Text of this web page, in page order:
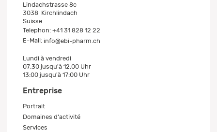
Lindachstrasse 8c
3038 Kirchlindach
Suisse
Telephon: +41 31 828 12 22
E-Mail: info@ebi-pharm.ch
Lundi à vendredi
07:30 jusqu'à 12:00 Uhr
13:00 jusqu'à 17:00 Uhr
Entreprise
Portrait
Domaines d'activité
Services